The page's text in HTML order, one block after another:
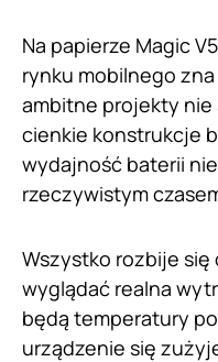
Na papierze Magic
rynku mobilnego
ambitne projekty nie
cienkie konstrukcje
wydajność baterii
rzeczywistym
Wszystko rozbije się
wyglądać realna
będą temperatury
urządzenie się